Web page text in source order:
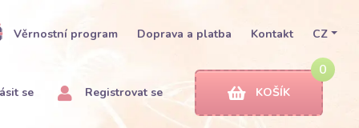
Věrnostní program Doprava a platba Kontakt CZ
se Registrovat se
0
KOŠÍK